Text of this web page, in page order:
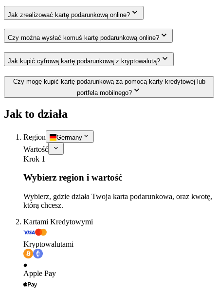
Jak zrealizować kartę podarunkową online?
Czy można wysłać komuś kartę podarunkową online?
Jak kupić cyfrową kartę podarunkową z kryptowalutą?
Czy mogę kupić kartę podarunkową za pomocą karty kredytowej lub
portfela mobilnego?
Jak to działa
Region Germany
Wartość
Krok 1
Wybierz region i wartość
Wybierz, gdzie działa Twoja karta podarunkowa, oraz kwotę,
którą chcesz.
Kartami Kredytowymi
Kryptowalutami
Apple Pay